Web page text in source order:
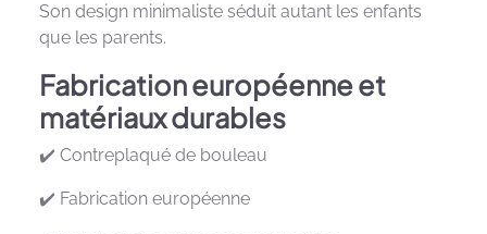
Son design minimaliste séduit autant les enfants
que les parents.
Fabrication européenne et
matériaux durables
✔️ Contreplaqué de bouleau
✔️ Fabrication européenne